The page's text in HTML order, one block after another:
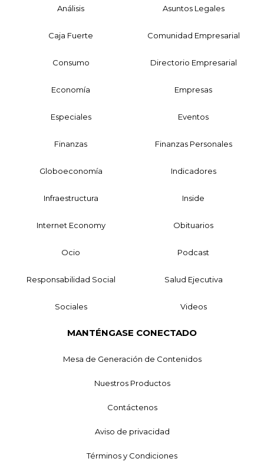
Análisis Asuntos Legales
Caja Fuerte Comunidad Empresarial
Consumo Directorio Empresarial
Economía Empresas
Especiales Eventos
Finanzas Finanzas Personales
Globoeconomía Indicadores
Infraestructura Inside
Internet Economy Obituarios
Ocio Podcast
Responsabilidad Social Salud Ejecutiva
Sociales Videos
MANTÉNGASE CONECTADO
Mesa de Generación de Contenidos
Nuestros Productos
Contáctenos
Aviso de privacidad
Términos y Condiciones